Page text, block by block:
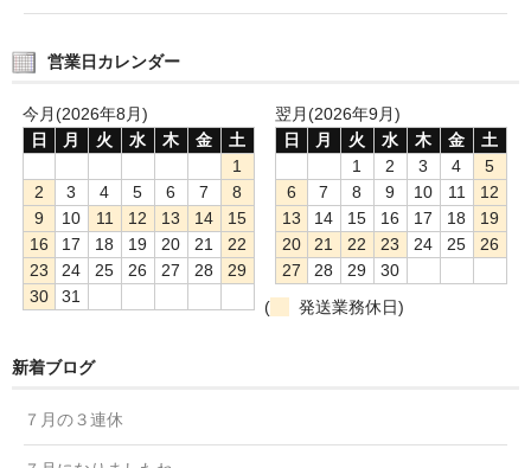
営業日カレンダー
今月(2026年8月)
日
月 火 水 木 金
土
1
2
3 4 5 6 7
8
9
10 11 12 13 14
15
16
17 18 19 20 21
22
23
24 25 26 27 28
29
30
31
翌月(2026年9月)
日
月 火 水 木 金
土
1
2 3 4
5
6
7 8 9 10 11
12
13
14 15 16 17 18
19
20
21 22 23 24 25
26
27
28 29
30
(
発送業務休日)
新着ブログ
７月の３連休